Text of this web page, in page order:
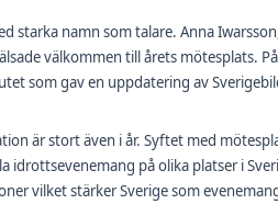
starka namn som talare. Anna
välkommen till årets mötesplats.
som gav en uppdatering av
är stort även i år. Syftet med
på olika platser i
vilket stärker Sverige som